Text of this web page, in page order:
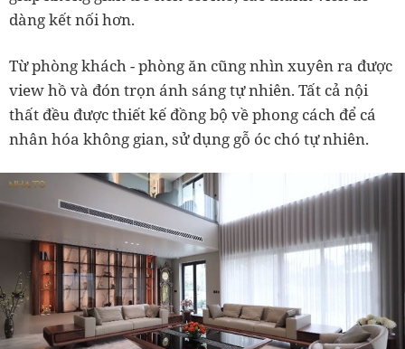
dàng kết nối hơn.
Từ phòng khách - phòng ăn cũng nhìn xuyên ra được
view hồ và đón trọn ánh sáng tự nhiên. Tất cả nội
thất đều được thiết kế đồng bộ về phong cách để cá
nhân hóa không gian, sử dụng gỗ óc chó tự nhiên.